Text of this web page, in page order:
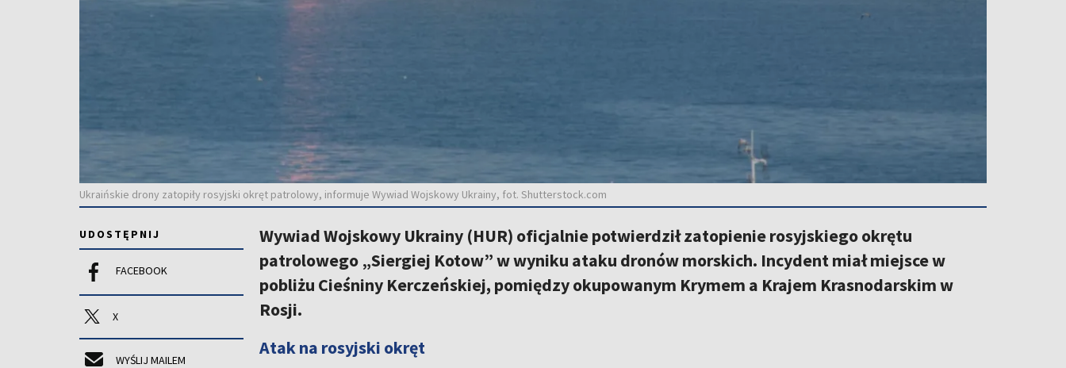
Ukraińskie drony zatopiły rosyjski okręt patrolowy, informuje Wywiad Wojskowy Ukrainy, fot. Shutterstock.com
UDOSTĘPNIJ
FACEBOOK
X
WYŚLIJ MAILEM
Wywiad Wojskowy Ukrainy (HUR) oficjalnie potwierdził zatopienie rosyjskiego okrętu
patrolowego „Siergiej Kotow” w wyniku ataku dronów morskich. Incydent miał miejsce w
pobliżu Cieśniny Kerczeńskiej, pomiędzy okupowanym Krymem a Krajem Krasnodarskim w
Rosji.
Atak na rosyjski okręt